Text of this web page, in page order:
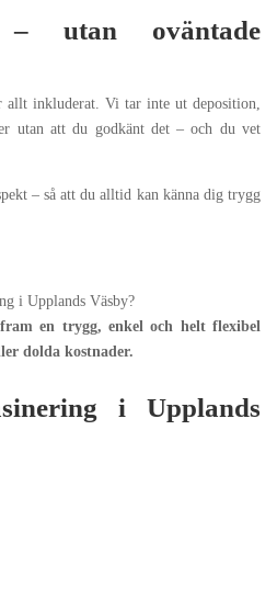
utan oväntade
inkluderat. Vi tar inte ut deposition,
utan att du godkänt det – och du vet
– så att du alltid kan känna dig trygg
i Upplands Väsby?
en trygg, enkel och helt flexibel
dolda kostnader.
i Upplands